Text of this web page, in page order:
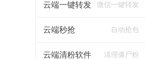
云端一键转发 微信一键转发
云端秒抢 自动抢包
云端清粉软件 清理僵尸粉